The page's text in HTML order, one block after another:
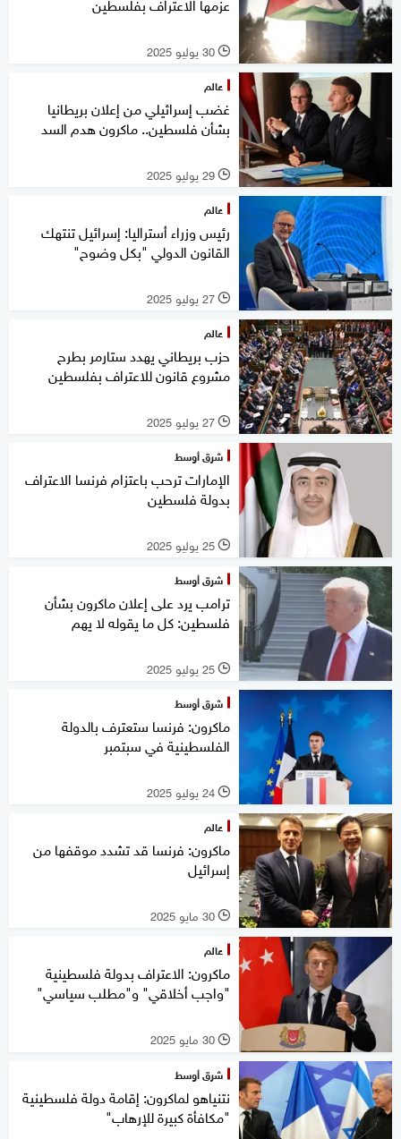
l 30 يوليو 2025
عالم
غضب إسرائيلي من إعلان بريطانيا
بشأن فلسطين.. ماكرون هدم السد
l 29 يوليو 2025
عالم
رئيس وزراء أستراليا: إسرائيل تنتهك
القانون الدولي "بكل وضوح"
l 27 يوليو 2025
عالم
حزب بريطاني يهدد ستارمر بطرح
مشروع قانون للاعتراف بفلسطين
l 27 يوليو 2025
شرق أوسط
الإمارات ترحب باعتزام فرنسا الاعتراف
بدولة فلسطين
l 25 يوليو 2025
شرق أوسط
ترامب يرد على إعلان ماكرون بشأن
فلسطين: كل ما يقوله لا يهم
l 25 يوليو 2025
شرق أوسط
ماكرون: فرنسا ستعترف بالدولة
الفلسطينية في سبتمبر
l 24 يوليو 2025
عالم
ماكرون: فرنسا قد تشدد موقفها من
إسرائيل
l 30 مايو 2025
عالم
ماكرون: الاعتراف بدولة فلسطينية
"واجب أخلاقي" و"مطلب سياسي"
l 30 مايو 2025
شرق أوسط
نتنياهو لماكرون: إقامة دولة فلسطينية
"مكافأة كبيرة للإرهاب"